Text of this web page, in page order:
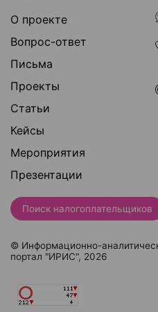
О проекте
Вопрос-ответ
Письма
Проекты
Статьи
Кейсы
Мероприятия
Презентации
Поиск налогоплательщиков
© Информационно-
портал "ИРИС", 2026